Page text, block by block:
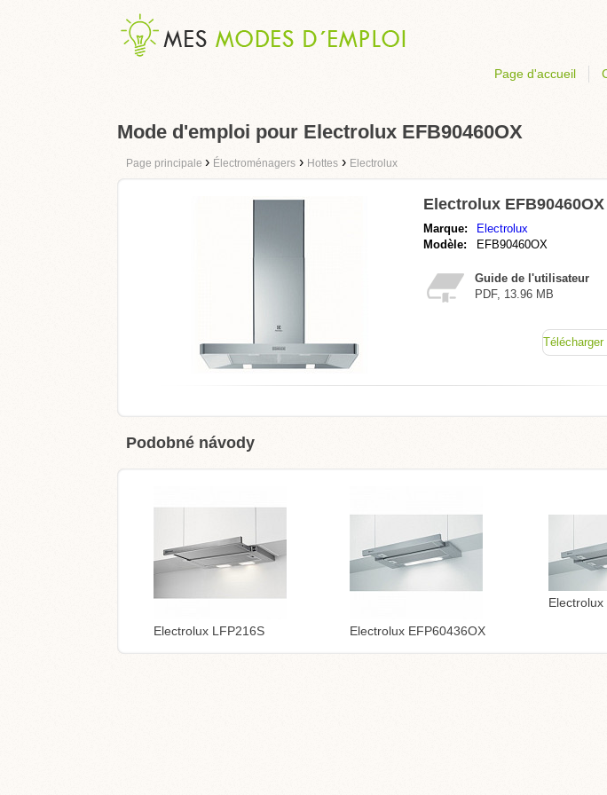
Page d'accueil
Mode d'emploi pour Electrolux EFB90460OX
Page principale › Électroménagers › Hottes › Electrolux
Electrolux EFB90460OX
Marque:
Electrolux
Modèle:
EFB90460OX
Guide de l'utilisateur
PDF, 13.96 MB
Télécharger
Podobné návody
Electrolux LFP216S Electrolux EFP60436OX